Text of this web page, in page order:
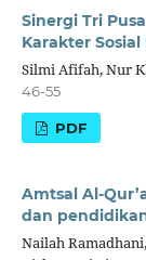
Sinergi Tri
Karakter
Silmi Afifah, Nur
46-55
PDF
Amtsal Al-
dan
Nailah